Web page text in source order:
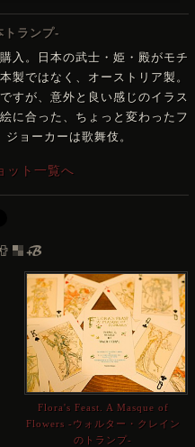
ランプ-
入。日本の武士・姫・殿がモチ
製ではなく、オーストリア製。
すが、意外と良い感じのイラス
に合った、ちょっと変わったフ
ョーカーは歌舞伎。
ット一覧へ
Flora's Feast. A Masque of
Flowers -ウォルター・クレイン
のトランプ-